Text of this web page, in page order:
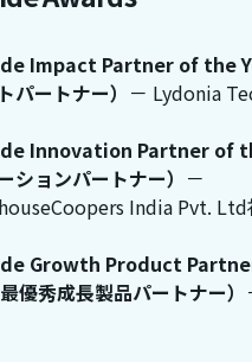
Impact Partner of the
パートナー） － Lydonia
Innovation Partner of
ションパートナー） －
India Pvt. Ltd
Growth Product
優秀成長製品パートナー）